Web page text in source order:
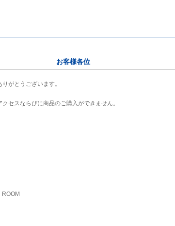
お客様各位
がとうございます。
セスならびに商品のご購入ができません。